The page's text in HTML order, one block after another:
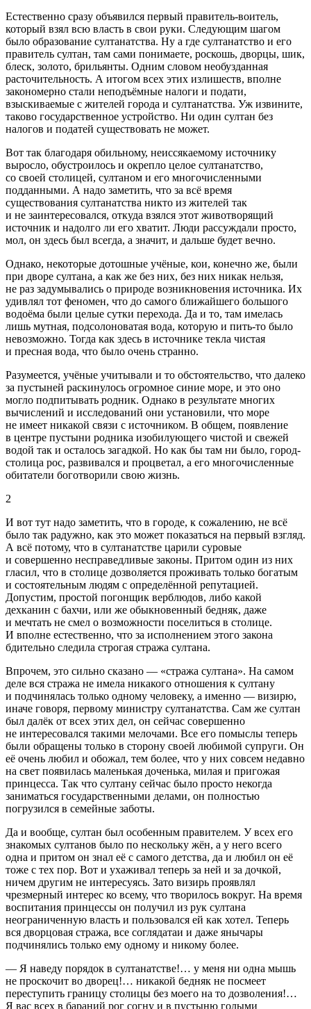
Естественно сразу объявился первый правитель-воитель,
который взял всю власть в свои руки. Следующим шагом
было образование султанатства. Ну а где султанатство и его
правитель султан, там сами понимаете, роскошь, дворцы, шик,
блеск, золото, брильянты. Одним словом необузданная
расточительность. А итогом всех этих излишеств, вполне
закономерно стали неподъёмные налоги и подати,
взыскиваемые с жителей города и султанатства. Уж извините,
таково государственное устройство. Ни один султан без
налогов и податей существовать не может.
Вот так благодаря обильному, неиссякаемому источнику
выросло, обустроилось и окрепло целое султанатство,
со своей столицей, султаном и его многочисленными
подданными. А надо заметить, что за всё время
существования султанатства никто из жителей так
и не заинтересовался, откуда взялся этот животворящий
источник и надолго ли его хватит. Люди рассуждали просто,
мол, он здесь был всегда, а значит, и дальше будет вечно.
Однако, некоторые дотошные учёные, кои, конечно же, были
при дворе султана, а как же без них, без них никак нельзя,
не раз задумывались о природе возникновения источника. Их
удивлял тот феномен, что до самого ближайшего большого
водоёма были целые сутки перехода. Да и то, там имелась
лишь мутная, подсолоноватая вода, которую и пить-то было
невозможно. Тогда как здесь в источнике текла чистая
и пресная вода, что было очень странно.
Разумеется, учёные учитывали и то обстоятельство, что далеко
за пустыней раскинулось огромное синие море, и это оно
могло подпитывать родник. Однако в результате многих
вычислений и исследований они установили, что море
не имеет никакой связи с источником. В общем, появление
в центре пустыни родника изобилующего чистой и свежей
водой так и осталось загадкой. Но как бы там ни было, город-
столица рос, развивался и процветал, а его многочисленные
обитатели боготворили свою жизнь.
2
И вот тут надо заметить, что в городе, к сожалению, не всё
было так радужно, как это может показаться на первый взгляд.
А всё потому, что в султанатстве царили суровые
и совершенно несправедливые законы. Притом один из них
гласил, что в столице дозволяется проживать только богатым
и состоятельным людям с определённой репутацией.
Допустим, простой погонщик верблюдов, либо какой
дехканин с бахчи, или же обыкновенный бедняк, даже
и мечтать не смел о возможности поселиться в столице.
И вполне естественно, что за исполнением этого закона
бдительно следила строгая стража султана.
Впрочем, это сильно сказано — «стража султана». На самом
деле вся стража не имела никакого отношения к султану
и подчинялась только одному человеку, а именно — визирю,
иначе говоря, первому министру султанатства. Сам же султан
был далёк от всех этих дел, он сейчас совершенно
не интересовался такими мелочами. Все его помыслы теперь
были обращены только в сторону своей любимой супруги. Он
её очень любил и обожал, тем более, что у них совсем недавно
на свет появилась маленькая доченька, милая и пригожая
принцесса. Так что султану сейчас было просто некогда
заниматься государственными делами, он полностью
погрузился в семейные заботы.
Да и вообще, султан был особенным правителем. У всех его
знакомых султанов было по нескольку жён, а у него всего
одна и притом он знал её с самого детства, да и любил он её
тоже с тех пор. Вот и ухаживал теперь за ней и за дочкой,
ничем другим не интересуясь. Зато визирь проявлял
чрезмерный интерес ко всему, что творилось вокруг. На время
воспитания принцессы он получил из рук султана
неограниченную власть и пользовался ей как хотел. Теперь
вся дворцовая стража, все соглядатаи и даже янычары
подчинялись только ему одному и никому более.
— Я наведу порядок в султанатстве!… у меня ни одна мышь
не проскочит во дворец!… никакой бедняк не посмеет
переступить границу столицы без моего на то дозволения!…
Я вас всех в бараний рог согну и в пустыню голыми